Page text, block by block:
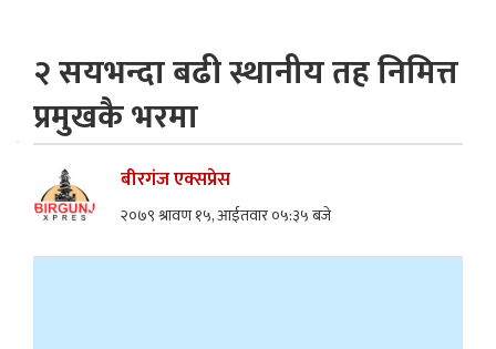
२ सयभन्दा बढी स्थानीय तह निमित्त
प्रमुखकै भरमा
बीरगंज एक्सप्रेस
२०७९ श्रावण १५, आईतवार ०५:३५ बजे